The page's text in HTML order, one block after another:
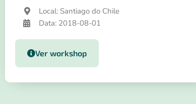
Local: Santiago do Chile
Data: 2018-08-01
Ver workshop